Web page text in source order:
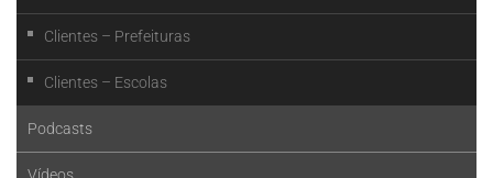
Clientes – Prefeituras
Clientes – Escolas
Podcasts